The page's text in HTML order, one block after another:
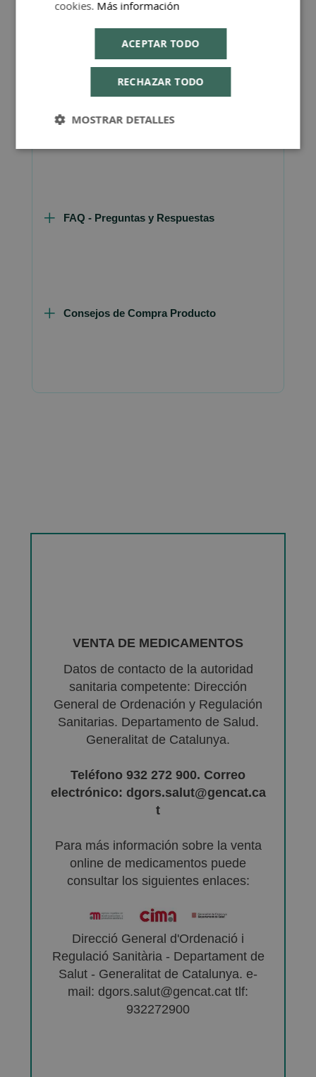
Presentación: envase de 60 cápsulas
Más Información
FAQ - Preguntas y Respuestas
Consejos de Compra Producto
VENTA DE MEDICAMENTOS
Datos de contacto de la autoridad
sanitaria competente: Dirección
General de Ordenación y Regulación
Sanitarias. Departamento de Salud.
Generalitat de Catalunya.
Teléfono 932 272 900. Correo
electrónico: dgors.salut@gencat.ca
t
Para más información sobre la venta
online de medicamentos puede
consultar los siguientes enlaces:
Direcció General d'Ordenació i
Regulació Sanitària - Departament de
Salut - Generalitat de Catalunya. e-
mail: dgors.salut@gencat.cat tlf:
932272900
cookies. Más información
ACEPTAR TODO
RECHAZAR TODO
MOSTRAR DETALLES